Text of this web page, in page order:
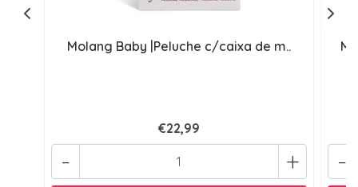
Molang Baby |Peluche c/caixa de m..
€22,99
+
- -